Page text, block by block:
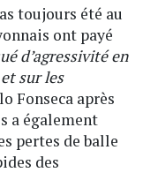
toujours été au
ont payé
d’agressivité en
sur les
Fonseca après
a également
pertes de balle
des